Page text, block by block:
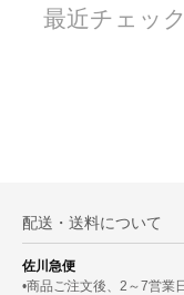
最近チェッ
配送・送料について
佐川急便
•商品ご注文後、2～7営業